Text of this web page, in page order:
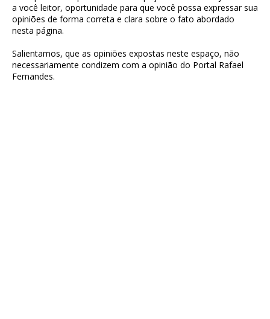
a você leitor, oportunidade para que você possa expressar sua
opiniões de forma correta e clara sobre o fato abordado
nesta página.
Salientamos, que as opiniões expostas neste espaço, não
necessariamente condizem com a opinião do Portal Rafael
Fernandes.